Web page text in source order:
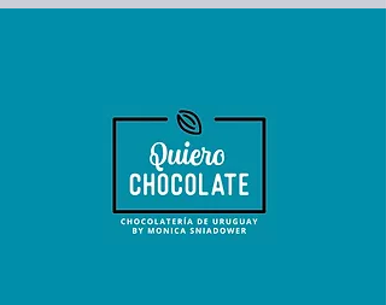
encantados de mantenerte informado sobre
todas nuestras ofertas y promociones.
¡No te pierdas la oportunidad de disfrutar de